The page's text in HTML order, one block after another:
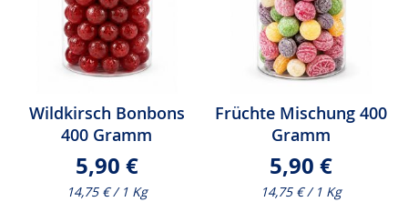
Wildkirsch Bonbons
400 Gramm
5,90 €
14,75 € / 1 Kg
Früchte Mischung 400
Gramm
5,90 €
14,75 € / 1 Kg